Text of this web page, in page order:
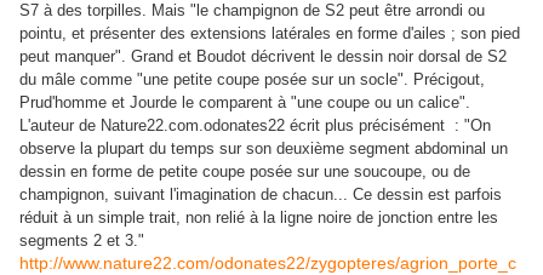
S7 à des torpilles. Mais "le champignon de S2 peut être arrondi ou
pointu, et présenter des extensions latérales en forme d'ailes ; son pied
peut manquer". Grand et Boudot décrivent le dessin noir dorsal de S2
du mâle comme "une petite coupe posée sur un socle". Précigout,
Prud'homme et Jourde le comparent à "une coupe ou un calice".
L'auteur de Nature22.com.odonates22 écrit plus précisément : "On
observe la plupart du temps sur son deuxième segment abdominal un
dessin en forme de petite coupe posée sur une soucoupe, ou de
champignon, suivant l'imagination de chacun... Ce dessin est parfois
réduit à un simple trait, non relié à la ligne noire de jonction entre les
segments 2 et 3."
http://www.nature22.com/odonates22/zygopteres/agrion_porte_c